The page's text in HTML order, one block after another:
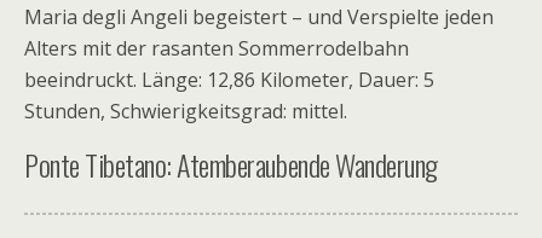
Maria degli Angeli begeistert – und Verspielte jeden
Alters mit der rasanten Sommerrodelbahn
beeindruckt. Länge: 12,86 Kilometer, Dauer: 5
Stunden, Schwierigkeitsgrad: mittel.
Ponte Tibetano: Atemberaubende Wanderung